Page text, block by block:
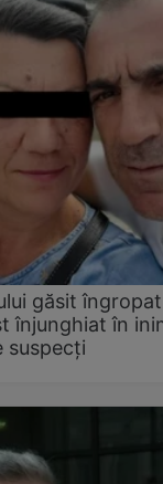
găsit
înjunghiat în
suspecți